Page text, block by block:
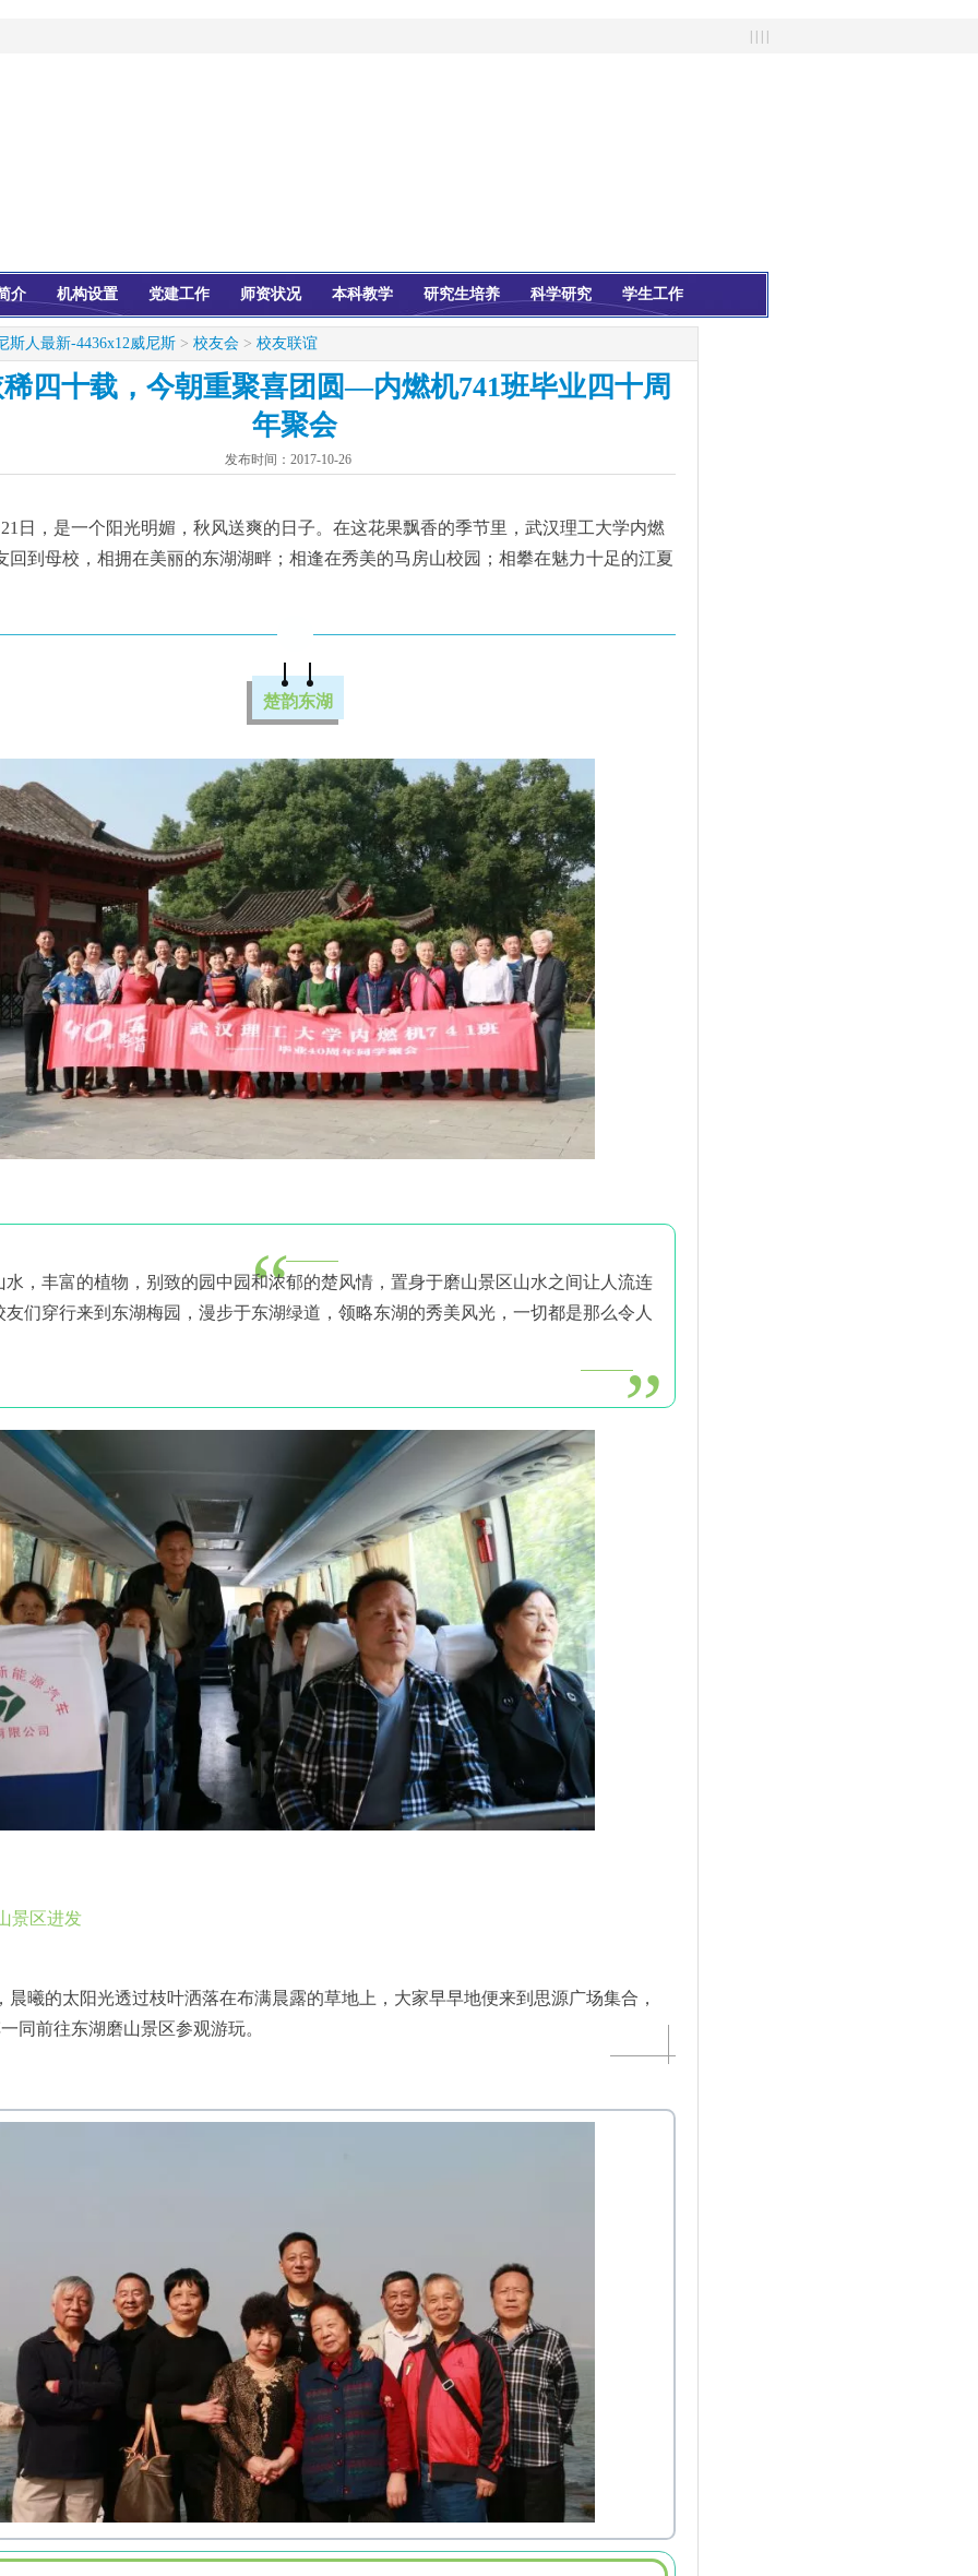
介 机构设置 党建工作 师资状况 本科教学 研究生培养 科学研究 学生工作
斯人最新-4436x12威尼斯 > 校友会 > 校友联谊
四十载，今朝重聚喜团圆—内燃机741班毕业四十周
年聚会
发布时间： 2017-10-26
21日，是一个阳光明媚，秋风送爽的日子。在这花果飘香的季节里，武汉理工大学内燃
回到母校，相拥在美丽的东湖湖畔；相逢在秀美的马房山校园；相攀在魅力十足的江夏
楚韵东湖
“
水，丰富的植物，别致的园中园和浓郁的楚风情，置身于磨山景区山水之间让人流连
友们穿行来到东湖梅园，漫步于东湖绿道，领略东湖的秀美风光，一切都是那么令人
”
景区进发
晨曦的太阳光透过枝叶洒落在布满晨露的草地上，大家早早地便来到思源广场集合，
同前往东湖磨山景区参观游玩。